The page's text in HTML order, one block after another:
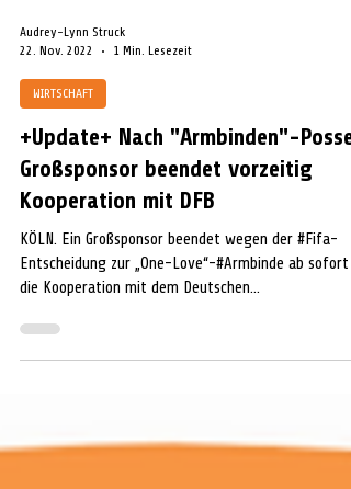
Audrey-Lynn Struck
22. Nov. 2022
WIRTSCHAFT
+Update+ Nach "Armbinden"-Posse:
Großsponsor beendet vorzeitig
Kooperation mit DFB
KÖLN. Ein Großsponsor beendet wegen der #Fifa-